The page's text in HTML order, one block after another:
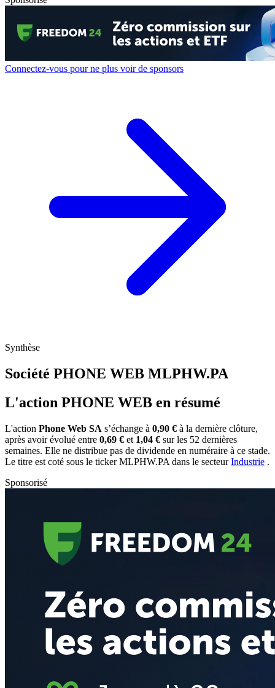
Connectez-vous pour ne plus voir de sponsors
Synthèse
Société PHONE WEB MLPHW.PA
L'action PHONE WEB en résumé
L'action Phone Web SA s’échange à 0,90 € à la dernière clôture,
après avoir évolué entre 0,69 € et 1,04 € sur les 52 dernières
semaines. Elle ne distribue pas de dividende en numéraire à ce stade.
Le titre est coté sous le tickerMLPHW.PA dans le secteurIndustrie .
Sponsorisé